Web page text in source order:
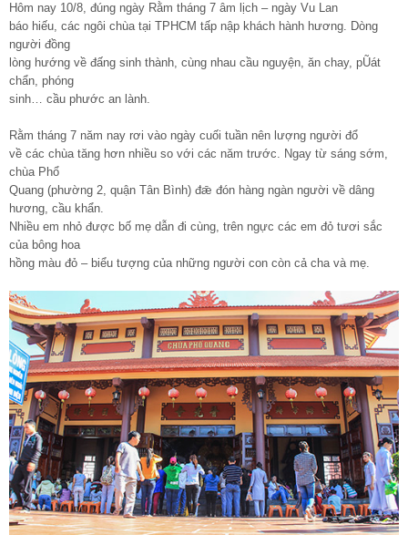
Hôm nay 10/8, đúng ngày Rằm tháng 7 âm lịch – ngày Vu Lan
báo hiếu, các ngôi chùa tại TPHCM tấp nập khách hành hương. Dòng
người đồng
lòng hướng về đấng sinh thành, cùng nhau cầu nguyện, ăn chay, pŨát
chẩn, phóng
sinh… cầu phước an lành.
Rằm tháng 7 năm nay rơi vào ngày cuối tuần nên lượng người đổ
về các chùa tăng hơn nhiều so với các năm trước. Ngay từ sáng sớm,
chùa Phổ
Quang (phường 2, quận Tân Bình) đǣ đón hàng ngàn người về dâng
hương, cầu khẩn.
Nhiều em nhỏ được bố mẹ dẫn đi cùng, trên ngực các em đỏ tươi sắc
của bông hoa
hồng màu đỏ – biểu tượng của những người con còn cả cha và mẹ.